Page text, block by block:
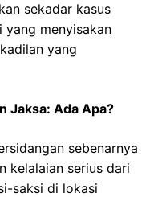
sekadar kasus
yang menyisakan
yang
Jaksa: Ada Apa?
sebenarnya
kelalaian serius dari
saksi di lokasi